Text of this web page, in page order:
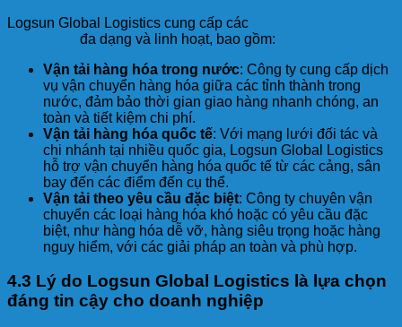
Logsun Global Logistics cung cấp các
đa dạng và linh hoạt, bao gồm:
Vận tải hàng hóa trong nước: Công ty cung cấp dịch
vụ vận chuyển hàng hóa giữa các tỉnh thành trong
nước, đảm bảo thời gian giao hàng nhanh chóng, an
toàn và tiết kiệm chi phí.
Vận tải hàng hóa quốc tế: Với mạng lưới đối tác và
chi nhánh tại nhiều quốc gia, Logsun Global Logistics
hỗ trợ vận chuyển hàng hóa quốc tế từ các cảng, sân
bay đến các điểm đến cụ thể.
Vận tải theo yêu cầu đặc biệt: Công ty chuyên vận
chuyển các loại hàng hóa khó hoặc có yêu cầu đặc
biệt, như hàng hóa dễ vỡ, hàng siêu trọng hoặc hàng
nguy hiểm, với các giải pháp an toàn và phù hợp.
4.3 Lý do Logsun Global Logistics là lựa chọn
đáng tin cậy cho doanh nghiệp